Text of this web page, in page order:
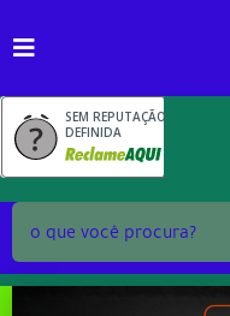
SEM REPUTAÇÃO
DEFINIDA